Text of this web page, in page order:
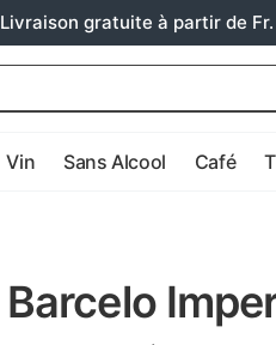
Livraison gratuite à partir de
Vin Sans Alcool Café
Barcelo